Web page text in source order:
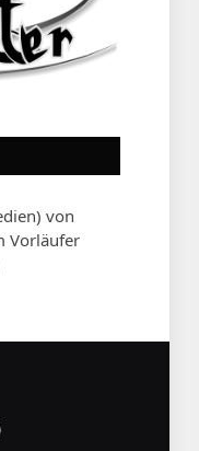
von
Vorläufer